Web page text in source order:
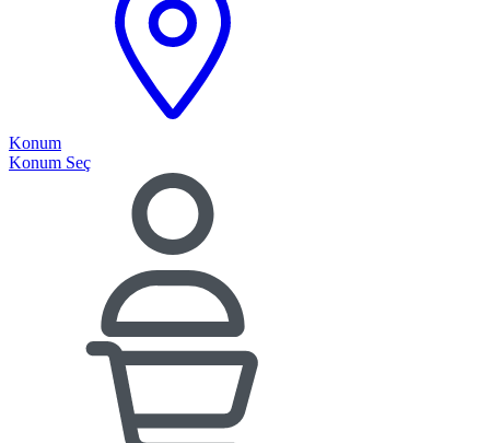
Konum
Konum Seç